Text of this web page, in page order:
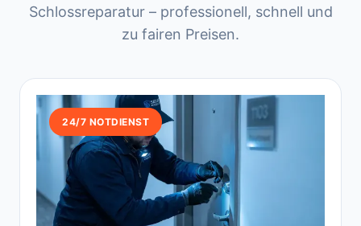
Schlossreparatur – professionell, schnell und
zu fairen Preisen.
24/7 NOTDIENST